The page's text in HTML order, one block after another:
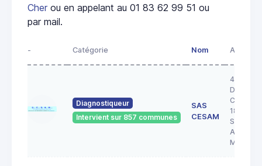
Cher ou en appelant au 01 83 62 99 51 ou
par mail.
- Catégorie Nom Adresse
Diagnostiqueur
Intervient sur 857 communes
SAS
CESAM
43 RUE
COULON
18200
SAINT
AMAND